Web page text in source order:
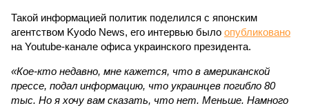
Такой информацией политик поделился с японским
агентством Kyodo News, его интервью было опубликовано
на Youtube-канале офиса украинского президента.
«Кое-кто недавно, мне кажется, что в американской
прессе, подал информацию, что украинцев погибло 80
тыс. Но я хочу вам сказать, что нет. Меньше. Намного